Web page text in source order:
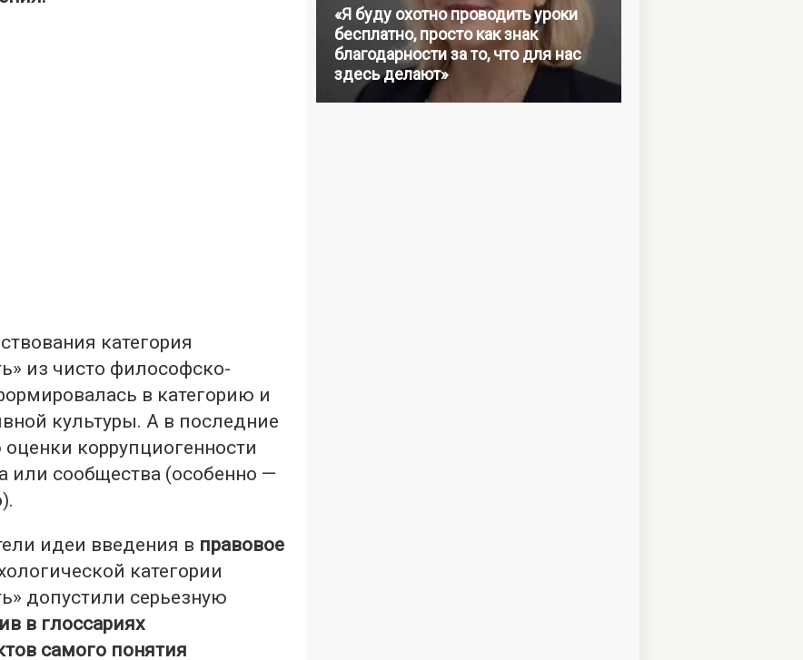
категория
из чисто философско-
в категорию и
культуры. А в последние
коррупциогенности
или сообщества (особенно —
идеи введения в правовое
категории
допустили серьезную
в глоссариях
самого понятия
«Я буду охотно проводить уроки
бесплатно, просто как знак
благодарности за то, что для нас
здесь делают»